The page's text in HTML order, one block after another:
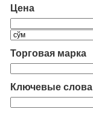
Цена
Торговая марка
Ключевые слова